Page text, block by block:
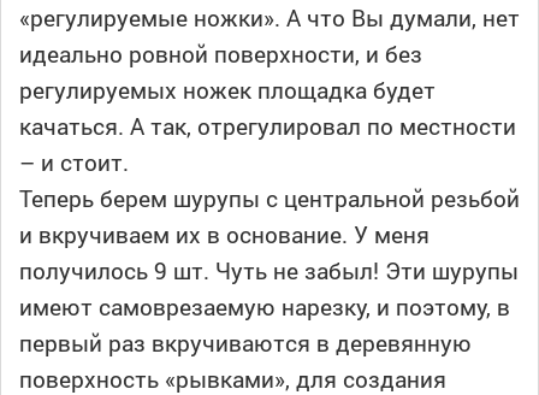
«регулируемые ножки». А что Вы думали, нет
идеально ровной поверхности, и без
регулируемых ножек площадка будет
качаться. А так, отрегулировал по местности
– и стоит.
Теперь берем шурупы с центральной резьбой
и вкручиваем их в основание. У меня
получилось 9 шт. Чуть не забыл! Эти шурупы
имеют самоврезаемую нарезку, и поэтому, в
первый раз вкручиваются в деревянную
поверхность «рывками», для создания